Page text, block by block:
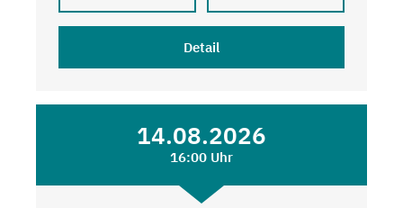
Detail
14.08.2026
16:00 Uhr